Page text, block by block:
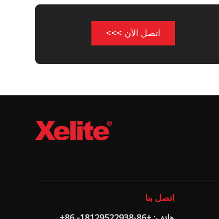
اتصل الآن >>>
اتصل بنا